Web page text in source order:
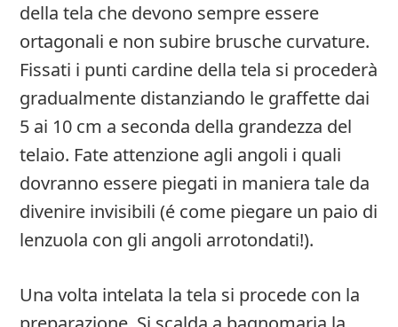
della tela che devono sempre essere
ortagonali e non subire brusche curvature.
Fissati i punti cardine della tela si procederà
gradualmente distanziando le graffette dai
5 ai 10 cm a seconda della grandezza del
telaio. Fate attenzione agli angoli i quali
dovranno essere piegati in maniera tale da
divenire invisibili (é come piegare un paio di
lenzuola con gli angoli arrotondati!).
Una volta intelata la tela si procede con la